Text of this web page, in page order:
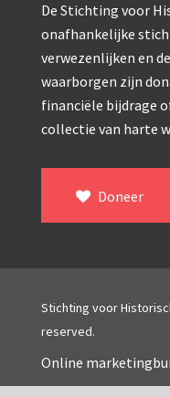
Zeiss,
Seibert,
Watson & Sons,
Winkel,
ROW,
Meopta,
Zeiss,
De Stichting voor
onafhankelijke
verwezenlijken en
waarborgen zijn
financiële bijdrage
collectie van harte
Doneer
Stichting voor
reserved.
Online